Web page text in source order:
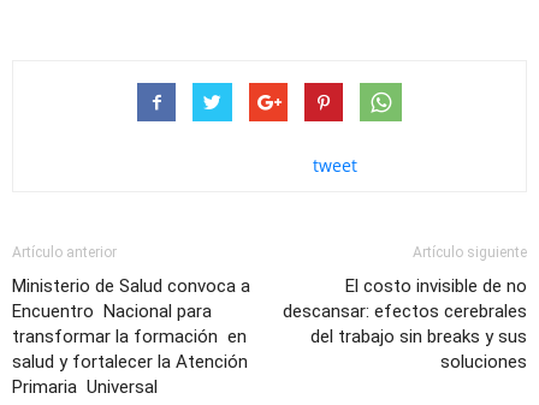
tweet
Artículo anterior
Ministerio de Salud convoca a
Encuentro Nacional para
transformar la formación en
salud y fortalecer la Atención
Primaria Universal
Artículo siguiente
El costo invisible de no
descansar: efectos cerebrales
del trabajo sin breaks y sus
soluciones